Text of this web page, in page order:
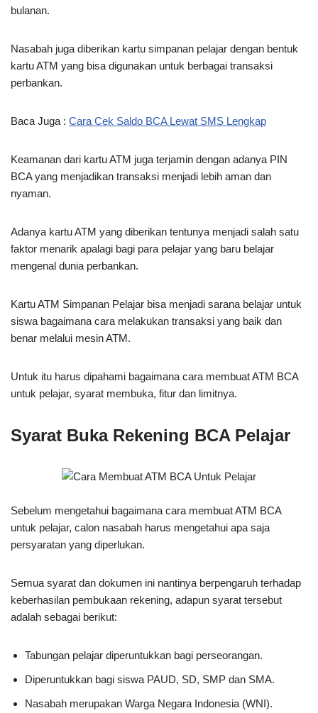
bulanan.
Nasabah juga diberikan kartu simpanan pelajar dengan bentuk
kartu ATM yang bisa digunakan untuk berbagai transaksi
perbankan.
Baca Juga : Cara Cek Saldo BCA Lewat SMS Lengkap
Keamanan dari kartu ATM juga terjamin dengan adanya PIN
BCA yang menjadikan transaksi menjadi lebih aman dan
nyaman.
Adanya kartu ATM yang diberikan tentunya menjadi salah satu
faktor menarik apalagi bagi para pelajar yang baru belajar
mengenal dunia perbankan.
Kartu ATM Simpanan Pelajar bisa menjadi sarana belajar untuk
siswa bagaimana cara melakukan transaksi yang baik dan
benar melalui mesin ATM.
Untuk itu harus dipahami bagaimana cara membuat ATM BCA
untuk pelajar, syarat membuka, fitur dan limitnya.
Syarat Buka Rekening BCA Pelajar
Sebelum mengetahui bagaimana cara membuat ATM BCA
untuk pelajar, calon nasabah harus mengetahui apa saja
persyaratan yang diperlukan.
Semua syarat dan dokumen ini nantinya berpengaruh terhadap
keberhasilan pembukaan rekening, adapun syarat tersebut
adalah sebagai berikut:
Tabungan pelajar diperuntukkan bagi perseorangan.
Diperuntukkan bagi siswa PAUD, SD, SMP dan SMA.
Nasabah merupakan Warga Negara Indonesia (WNI).